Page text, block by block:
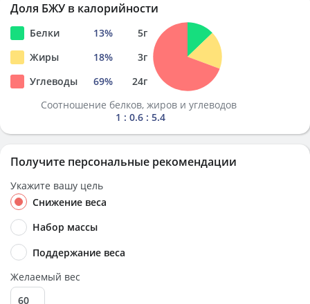
Доля БЖУ в калорийности
Белки 13% 5г
Жиры
18% 3г
Углеводы
69% 24г
Соотношение белков, жиров и углеводов
1 : 0.6 : 5.4
Получите персональные рекомендации
Укажите вашу цель
Снижение веса
Набор массы
Поддержание веса
Желаемый вес